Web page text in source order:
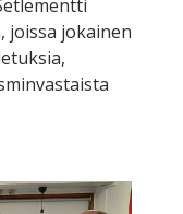
joissa jokainen